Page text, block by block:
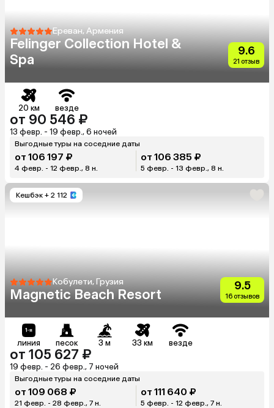
Ереван, Армения
Felinger Collection Hotel &
Spa
9.6
21 отзыв
20 км везде
от 90 546 ₽
13 февр. - 19 февр., 6 ночей
Выгодные туры на соседние даты
от 106 197 ₽
4 февр. - 12 февр., 8 н.
от 106 385 ₽
5 февр. - 13 февр., 8 н.
Кешбэк + 2 112
Кобулети, Грузия
Magnetic Beach Resort
9.5
16 отзывов
линия песок 3 м 33 км везде
от 105 627 ₽
19 февр. - 26 февр., 7 ночей
Выгодные туры на соседние даты
от 109 068 ₽
21 февр. - 28 февр., 7 н.
от 111 640 ₽
5 февр. - 12 февр., 7 н.